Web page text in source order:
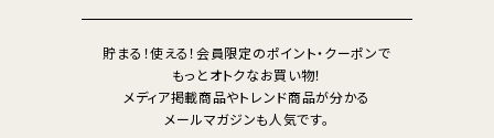
貯まる！使える！会員限定のポイント・クーポンで
もっとオトクなお買い物！
メディア掲載商品やトレンド商品が分かる
メールマガジンも人気です。